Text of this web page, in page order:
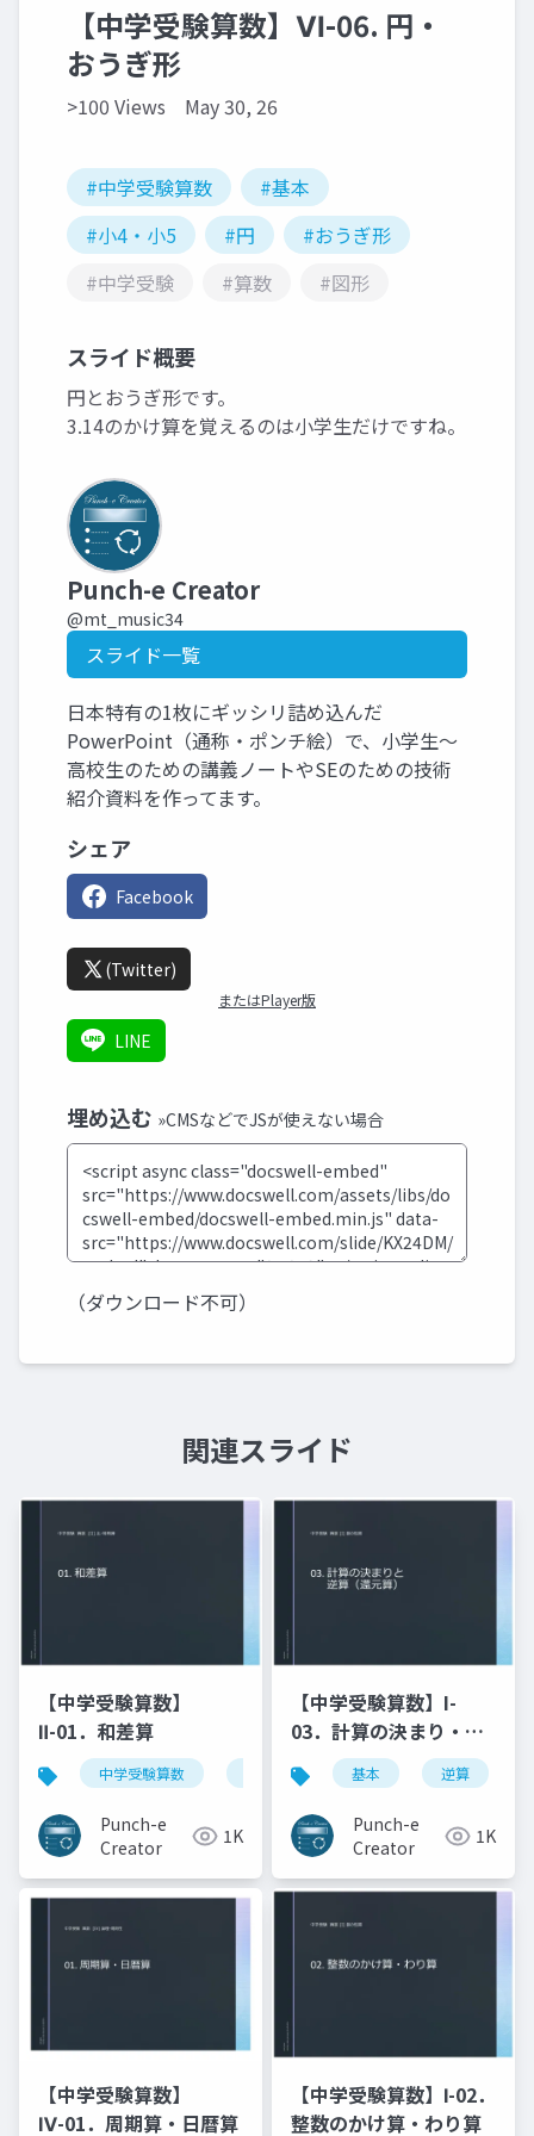
【中学受験算数】Ⅵ-06. 円・
おうぎ形
>100 Views May 30, 26
#中学受験算数
#基本
#小4・小5
#円
#おうぎ形
#中学受験
#算数 #図形
スライド概要
円とおうぎ形です。
3.14のかけ算を覚えるのは小学生だけですね。
Punch-e Creator
@mt_music34
スライド一覧
日本特有の1枚にギッシリ詰め込んだ
PowerPoint（通称・ポンチ絵）で、小学生〜
高校生のための講義ノートやSEのための技術
紹介資料を作ってます。
シェア
Facebook
(Twitter)
またはPlayer版
LINE
埋め込む »CMSなどでJSが使えない場合
（ダウンロード不可）
関連スライド
【中学受験算数】
Ⅱ-01．和差算
中学受験算数 線分図 基本
Punch-e
Creator
1K
【中学受験算数】I-
03．計算の決まり・逆
算
基本 逆算
Punch-e
Creator
1K
【中学受験算数】
Ⅳ-01．周期算・日暦算
【中学受験算数】Ⅰ-02．
整数のかけ算・わり算